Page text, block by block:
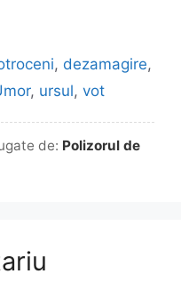
, dezamagire,
, ursul, vot
de: Polizorul de